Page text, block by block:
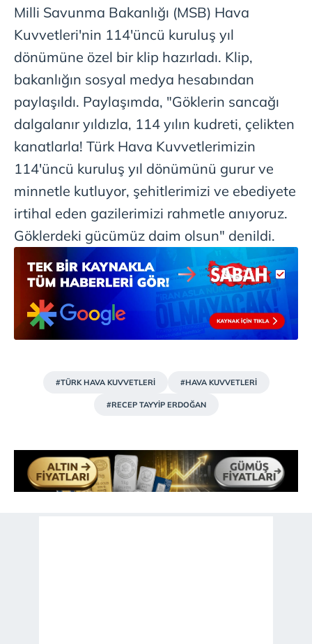
Sizlere daha iyi bir hizmet sunabilmek için İnternet
Sitemizde kendimize ve üçüncü kişilere ait çerezler
kullanılmaktadır. Bu çerezler vasıtasıyla çeşitli kişisel
verileriniz işlenmekte olup gerekli olan çerezler bilgi
toplumu hizmetlerinin sunulması amacıyla
kullanılmaktadır. Diğer çerezler, sitemizin daha işlevsel
kılınması ve kişiselleştirilmesi ve sizlere yönelik
reklam/pazarlama faaliyetlerinin yapılması, amaçlarıyla
sınırlı olarak açık rızanız dahilinde kullanılacaktır.
Çerezlere ilişkin tercihlerinizi aşağıda yer alan panel
vasıtasıyla belirleyebilirsiniz. Çerezlere ilişkin detaylı bilgi
için Ayarlar butonuna tıklayabilir,Çerez Bilgilendirme
Metnimizi ziyaret edebilirsiniz.
6698 sayılı Kişisel Verilerin Korunması Kanunu uyarınca
hazırlanmış Aydınlatma Metnimizi okumak ve sitemizde
ilgili mevzuata uygun olarak kullanılan çerezlerle ilgili bilgi
almak için lütfentıklayınız
Milli Savunma Bakanlığı (MSB) Hava
Kuvvetleri'nin 114'üncü kuruluş yıl
dönümüne özel bir klip hazırladı. Klip,
bakanlığın sosyal medya hesabından
paylaşıldı. Paylaşımda, "Göklerin sancağı
dalgalanır yıldızla, 114 yılın kudreti, çelikten
kanatlarla! Türk Hava Kuvvetlerimizin
114'üncü kuruluş yıl dönümünü gurur ve
minnetle kutluyor, şehitlerimizi ve ebediyete
irtihal eden gazilerimizi rahmetle anıyoruz.
Göklerdeki gücümüz daim olsun" denildi.
#TÜRK HAVA KUVVETLERİ #HAVA KUVVETLERİ
#RECEP TAYYİP ERDOĞAN